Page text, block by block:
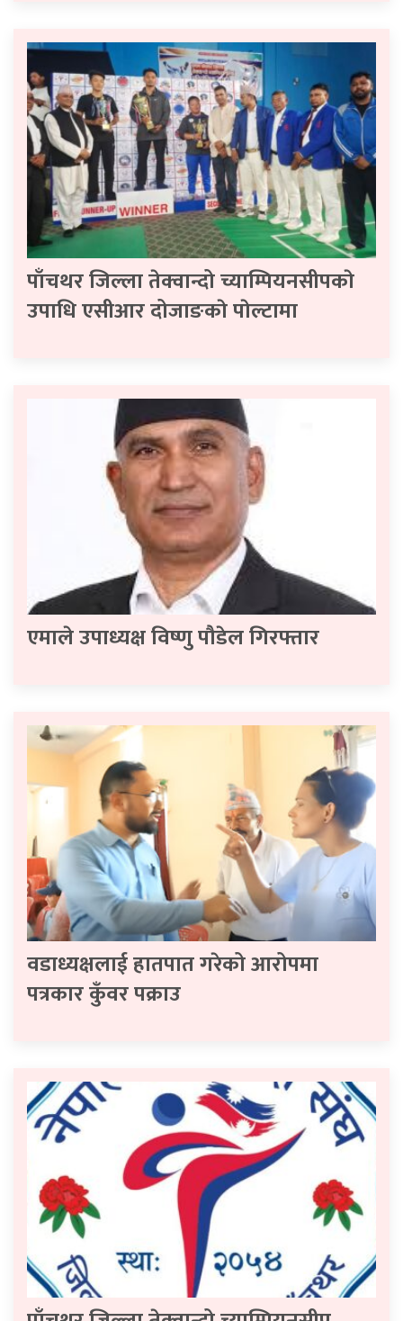
पाँचथर जिल्ला तेक्वान्दो च्याम्पियनसीपकाे
उपाधि एसीआर दोजाङकाे पाेल्टामा
एमाले उपाध्यक्ष विष्णु पौडेल गिरफ्तार
वडाध्यक्षलाई हातपात गरेको आरोपमा
पत्रकार कुँवर पक्राउ